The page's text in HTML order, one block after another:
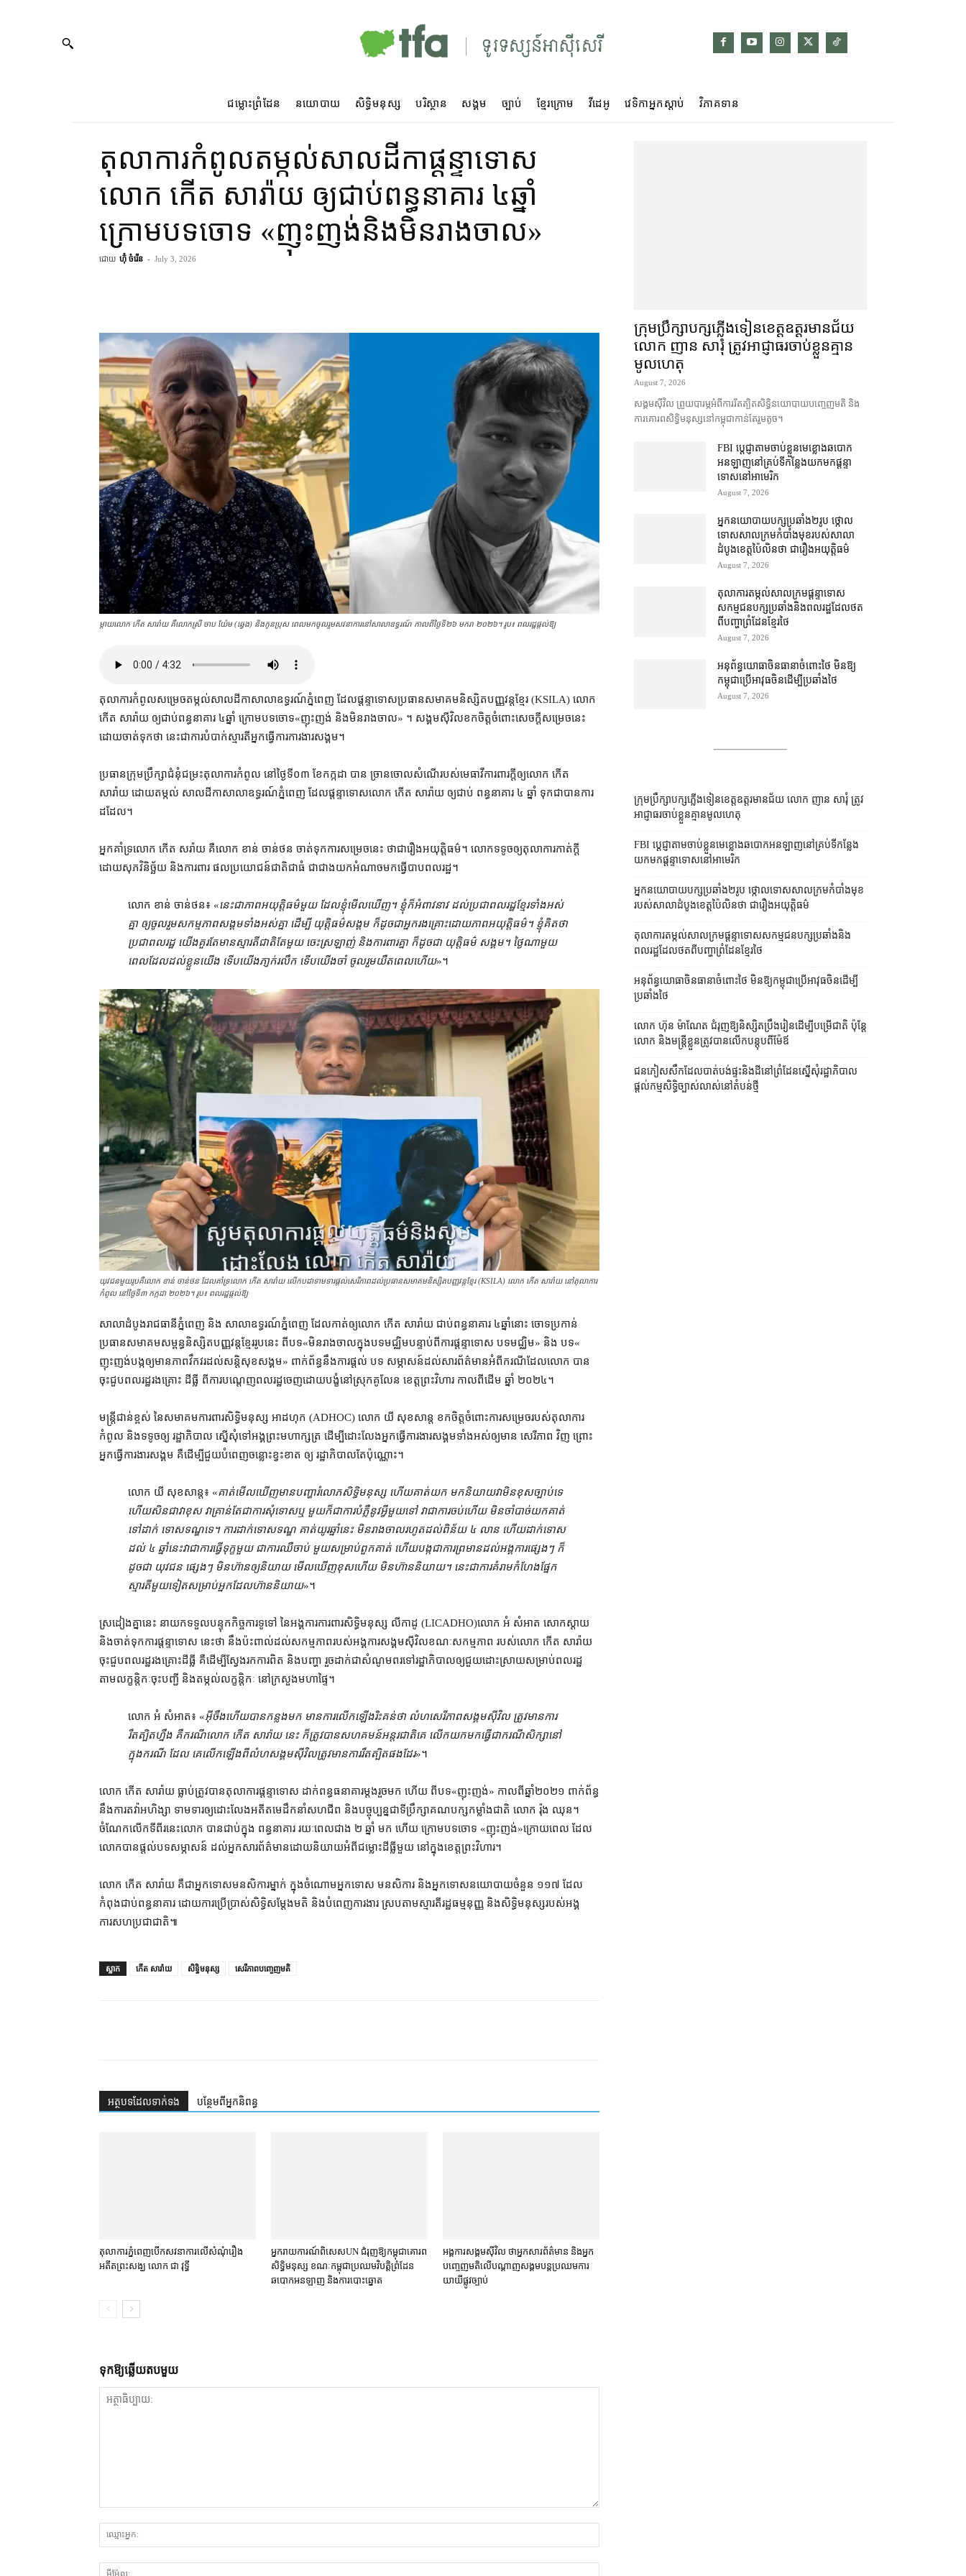
ជម្លោះព្រំដែន នយោបាយ សិទ្ធិមនុស្ស បរិស្ថាន សង្គម ច្បាប់ ខ្មែរក្រោម វីដេអូ វេទិកាអ្នកស្ដាប់ វិភាគទាន
តុលាការ​កំពូល​តម្កល់​សាលដីកា​​ផ្ដន្ទាទោស​
លោក កើត សារ៉ាយ ឲ្យ​ជាប់​ពន្ធនាគារ ៤​ឆ្នាំ
ក្រោម​បទ​ចោទ «ញុះញង់​និង​មិន​រាងចាល​»
ដោយ ហ៊ុំ ចំរើន - July 3, 2026
ម្ដាយ​លោក កើត សារ៉ាយ គឺ​លោកស្រី ចាប យ៉ែម (ឆ្វេង) និង​កូនប្រុស ពេលមកចូលរួមសវនាការនៅសាលាឧទ្ធរណ៍ កាលពីថ្ងៃទី២៦ មករា ២០២៦។ រូប៖ ពលរដ្ឋផ្ដល់ឱ្យ
តុលាការ​កំពូល​សម្រេច​តម្កល់​សាលដីកា​សាលាឧទ្ធរណ៍​ភ្នំពេញ ដែល​ផ្ដន្ទាទោស​ប្រធាន​សមាគមនិស្សិត​បញ្ញវន្ត​ខ្មែរ (KSILA) លោក
កើត សារ៉ាយ ឲ្យ​ជាប់​ពន្ធនាគារ ៤​ឆ្នាំ ក្រោម​បទ​ចោទ​«​ញុះញង់ និង​មិន​រាងចាល» ។ សង្គម​ស៊ីវិល​ខកចិត្ត​ចំពោះ​សេចក្ដីសម្រេច​នេះ
ដោយ​ចាត់ទុកថា នេះ​ជា​ការ​បំបាក់ស្មារតី​អ្នកធ្វើការ​ការងារ​សង្គម។
ប្រធាន​ក្រុមប្រឹក្សា​ជំនុំជម្រះ​តុលាការ​កំពូល នៅ​ថ្ងៃទី​០៣ ខែកក្កដា បាន ច្រានចោល​សំណើ​របស់​មេធាវី​ការពារ​ក្ដី​ឲ្យ​លោក កើត
សារ៉ាយ ដោយ​តម្កល់ សាលដីកា​សាលាឧទ្ធរណ៍​ភ្នំពេញ ដែល​ផ្ដន្ទាទោស​លោក កើត សា​រ៉ា​យ ឲ្យ​ជាប់ ពន្ធនាគារ ៤ ឆ្នាំ ទុក​ជា​បាន​ការ​
ដដែល។
អ្នកគាំទ្រ​លោក កើត ស​រ៉ាយ គឺ​លោក ខាន់ ចាន់ថន ចាត់ទុក​ការសម្រេច​នេះ ថា​ជា​រឿង​អយុត្តិធម៌​។ លោក​ទទូច​ឲ្យ​តុលាការ​កាត់ក្ដី​
ដោយ​សុភវិនិច្ឆ័យ និង​ការពារ ផលប្រយោជន៍​ជាតិ​ជាធំ ជាជាង​យក​អំណាច​មក​ធ្វើបាប​ពលរដ្ឋ។
លោក ខាន់ ចាន់ថន៖ «នេះ​ជា​ភាព​អយុត្តិធម៌​មួយ ដែល​ខ្ញុំ​មើលឃើញ​។ ខ្ញុំ​ក៏​អំពាវនាវ ដល់​ប្រជាពលរដ្ឋ​ខ្មែរ​ទាំងអស់
គ្នា ឲ្យ​ចូលរួម​សកម្មភាព​សង្គម​ទាំងអស់គ្នា ដើម្បី យុត្តិធម៌​សង្គម ក៏ដូចជា​អ្នករងគ្រោះ​ដោយ​ភាព​អយុត្តិធម៌​។ ខ្ញុំ​គិតថា
ប្រជាពលរដ្ឋ យើង​គួរតែ​មាន​ស្មារតី​ជាតិ​តែមួយ ចេះ​ស្រឡាញ់ និង​ការពារ​គ្នា ក៏ដូចជា យុត្តិធម៌ សង្គម​។ ថ្ងៃ​ណាមួយ​
ពេល​ដែល​ដល់​ខ្លួន​យើង ទើប​យើង​ភា្ញក់​រលឹក ទើប​យើង​ចាំ ចូលរួម​យឺត​ពេល​ហើយ»។
យុវជនមួយរូបគឺ​លោក ខាន់ ចាន់ថន ដែលគាំទ្រលោក កើត សារ៉ាយ លើកបដាទាមទារផ្ដល់សេរីភាពដល់​ប្រធាន​សមាគមនិស្សិត​បញ្ញវន្ត​ខ្មែរ (KSILA) លោក កើត សារ៉ាយ នៅតុលាការ
កំពូល នៅថ្ងៃទី៣ កក្កដា ២០២៦។ រូប៖ ពលរដ្ឋផ្ដល់ឱ្យ
សាលាដំបូង​រាជធានី​ភ្នំពេញ និង សាលាឧទ្ធរណ៍​ភ្នំពេញ ដែល​កាត់​ឲ្យ​លោក កើត សារ៉ាយ ជាប់ពន្ធនាគារ ៤​ឆ្នាំ​នោះ ចោទប្រកាន់​
ប្រធាន​សមាគម​សម្ពន្ធ​និស្សិត​បញ្ញវន្ត​ខ្មែរ​រូប​នេះ ពី​បទ​«​មិន​រាងចាល​ក្នុង​បទមជ្ឈិម​បន្ទាប់ពី​ការ​ផ្ដន្ទាទោស បទមជ្ឈិម​» និង បទ​«​
ញុះញង់​បង្ក​ឲ្យ​មាន​ភាព​វឹកវរ​ដល់​សន្តិសុខ​សង្គម​» ពាក់ព័ន្ធ​នឹង​ការ​ផ្តល់ បទ សម្ភាសន៍​ដល់​សារព័ត៌មាន​អំពី​ករណី​ដែល​លោក បាន​
ចុះ​ជួប​ពលរដ្ឋ​រងគ្រោះ ដីធ្លី ពី​ការ​បណ្តេញ​ពលរដ្ឋ​ចេញ​ដោយ​បង្ខំ​នៅ​ស្រុក​គូលែន ខេត្តព្រះវិហារ កាលពីដើម ឆ្នាំ ២០២៤។
មន្ត្រីជាន់ខ្ពស់ នៃ​សមាគម​ការពារ​សិទ្ធិមនុស្ស អាដហុក (ADHOC) លោក យី សុខសាន្ត ខកចិត្ត​ចំពោះ​ការសម្រេច​របស់​តុលាការ​
កំពូល និង​ទទូច​ឲ្យ រដ្ឋាភិបាល ស្នើសុំ​ទៅ​អង្គ​ព្រះមហាក្សត្រ ដើម្បី​ដោះលែង​អ្នក​ធ្វើ​ការងារ​សង្គម​ទាំងអស់​ឲ្យ​មាន សេរីភាព វិញ ព្រោះ​
អ្នក​ធ្វើ​ការងារ​សង្គម គឺ​ដើម្បី​ជួយ​បំពេញ​ចន្លោះ​ខ្វះខាត ឲ្យ រដ្ឋាភិបាល​តែប៉ុណ្ណោះ។
លោក យី សុខសាន្ត៖ «គាត់​មើលឃើញ​មាន​បញ្ហា​រំលោភសិទ្ធិ​មនុស្ស ហើយ​គាត់​យក មក​និយាយ​វា​មិន​ខុសច្បាប់​ទេ
ហើយ​សិន​ជា​វា​ខុស វា​គ្រាន់តែ​ជា​ការ​សុំទោស​ឬ មួយ​ក៏​ជា​ការ​បំភ្លឺ​នូវ​អ្វីមួយ​ទៅ វា​ជា​ការ​ចប់​ហើយ មិន​ចាំបាច់​យក​គាត់​
ទៅ​ដាក់ ទោសទណ្ឌ​ទេ​។ ការ​ដាក់​ទោសទណ្ឌ គាត់​យូរ​ឆ្នាំនេះ មិន​រាងចាល​រហូតដល់​ពិន័យ ៤ លាន ហើយ​ដាក់ទោស​
ដល់ ៤ ឆ្នាំនេះ​វា​ជា​ការ​ធ្វើទុក្ខ​មួយ ជា​ការ​ឈឺចាប់ មួយ​សម្រាប់​ពួកគាត់ ហើយ​បង្ក​ជា​ការ​ព្រមាន​ដល់​អង្គការ​ផ្សេងៗ ក៏
ដូចជា យុវជន ផ្សេងៗ មិន​ហ៊ាន​ឲ្យ​និយាយ មើលឃើញ​ខុស​ហើយ មិន​ហ៊ាន​និយាយ​។ នេះ​ជា​ការ​គំរាមកំហែង​ផ្នែក​
ស្មារតី​មួយទៀត​សម្រាប់​អ្នក​ដែល​ហ៊ាន​និយាយ»។
ស្រដៀង​គ្នា​នេះ នាយក​ទទួលបន្ទុក​កិច្ចការ​ទូទៅ នៃ​អង្គការ​ការពារ​សិទ្ធិមនុស្ស លីកាដូ (LICADHO)​លោក អំ សំអាត សោកស្ដាយ
និង​ចាត់ទុក​ការ​ផ្ដន្ទាទោស នេះ​ថា នឹង​ប៉ះពាល់​ដល់​សកម្មភាព​របស់​អង្គការ​សង្គម​ស៊ីវិល​ខណៈ​សកម្មភាព របស់​លោក កើត សារ៉ាយ
ចុះ​ជួប​ពលរដ្ឋ​រងគ្រោះ​ដីធ្លី គឺ​ដើម្បី​ស្វែងរក​ការពិត និង​បញ្ហា រួច​ដាក់​ជា​សំណូមពរ​ទៅ​រដ្ឋាភិបាល​ឲ្យ​ជួយ​ដោះស្រាយ​សម្រាប់​ពលរដ្ឋ
តាម​លក្ខន្តិកៈ​ចុះ​បញ្ជី និង​តម្កល់​លក្ខន្តិកៈ នៅ​ក្រសួង​មហាផ្ទៃ។
លោក អំ សំអាត៖ «អ៊ីចឹង​ហើយ​បាន​កន្លងមក មានការ​លើកឡើង​រិះគន់​ថា លំហ​សេរីភាព​សង្គម​ស៊ីវិល ត្រូវ​មានការ​
រឹតត្បិត​ហ្នឹង គឺ​ករណី​លោក កើត សារ៉ាយ នេះ ក៏​ត្រូវ​បាន​សហគមន៍​អន្តរជាតិ​គេ លើក​យក​មក​ធ្វើជា​ករណី​សិក្សា​នៅ
ក្នុង​ករណី ដែល គេ​លើកឡើង​ពី​លំហ​សង្គម​ស៊ីវិល​ត្រូវ​មានការ​រឹតត្បិត​ផង​ដែរ»។
លោក កើត សារ៉ាយ ធ្លាប់​ត្រូវ​បាន​តុលាការ​ផ្ដន្ទាទោស ដាក់​ពន្ធ​ធនាគារ​ម្តង​រួចមក ហើយ ពី​បទ​«​ញុះញង់​» កាលពី​ឆ្នាំ​២០២១ ពាក់ព័ន្ធ​
នឹង​ការ​តវ៉ា​អហិង្សា ទាមទារ​ឲ្យ​ដោះលែង​អតីត​មេដឹកនាំ​សហជីព និង​បច្ចុប្បន្ន​ជាទី​ប្រឹក្សា​គណបក្ស​កម្លាំង​ជាតិ លោក រ៉ុង ឈុន។
ចំណែក​លើក​ទី​ពីរ​នេះ​លោក បាន​ជាប់​ក្នុង ពន្ធនាគារ រយៈពេល​ជាង ២ ឆ្នាំ មក ហើយ ក្រោម​បទ​ចោទ «​ញុះញង់​»​ក្រោយពេល ដែល​
លោក​បាន​ផ្តល់​បទសម្ភាសន៍ ដល់​អ្នកសារព័ត៌មាន​ដោយ​និយាយ​អំពី​ជម្លោះដីធ្លី​មួយ នៅ​ក្នុង​ខេត្តព្រះវិហារ។
លោក កើត សារ៉ាយ គឺជា​អ្នកទោស​មនសិការ​ម្នាក់ ក្នុងចំណោម​អ្នកទោស មនសិការ និង​អ្នក​ទោស​នយោបាយ​ចំនួន ១១៧ ដែល​
កំពុង​ជាប់ពន្ធនាគារ ដោយ​ការប្រើប្រាស់​សិទ្ធិ​សម្ដែង​មតិ និង​បំពេញការងារ ស្របតាម​ស្មារតី​រដ្ឋធម្មនុញ្ញ និង​សិទ្ធិមនុស្ស​របស់​អង្គ
ការសហប្រជាជាតិ៕
ស្លាក កើត សារ៉ាយ សិទ្ធិមនុស្ស សេរីភាពបញ្ចេញមតិ
អត្ថបទ​ដែល​ទាក់ទង បន្ថែម​ពី​អ្នកនិពន្ធ
តុលាការ​ភ្នំពេញ​​បើកសវនាការ​លើ​សំណុំរឿង​​
អតីត​ព្រះសង្ឃ លោក ជា វុទ្ធី
អ្នករាយការណ៍​ពិសេស​UN ជំរុញឱ្យ​កម្ពុជា​គោរព​
សិទ្ធិមនុស្ស ខណៈ​កម្ពុជា​ប្រឈម​វិបត្តិ​ព្រំដែន
ឆបោក​អន​ឡាញ និង​ការបោះឆ្នោត​
អង្គការ​សង្គម​ស៊ីវិល ថា​អ្នកសារព័ត៌មាន និង​អ្នក​
បញ្ចេញមតិ​លើ​បណ្ដាញ​សង្គម​បន្ត​ប្រឈម​ការ​
យាយី​ផ្លូវច្បាប់
ទុក​ឱ្យ​ឆ្លើយ​តប​មួយ
ក្រុមប្រឹក្សា​បក្ស​ភ្លើងទៀន​ខេត្ត​ឧត្ដរមានជ័យ
លោក ញាន សារុំ ត្រូវ​អាជ្ញាធរ​ចាប់ខ្លួន​គ្មាន​
មូលហេតុ
August 7, 2026
សង្គម​ស៊ីវិល ព្រួយបារម្ភ​អំពី​ការ​រឹតត្បិត​សិទ្ធិ​នយោបាយ​បញ្ចេញមតិ និង​
ការគោរព​សិទ្ធិមនុស្ស​នៅ​កម្ពុជា​កាន់តែ​រួម​តូច។
FBI ប្ដេជ្ញា​តាម​ចាប់ខ្លួន​មេខ្លោង​ឆបោក​
អនឡាញ​នៅ​គ្រប់​ទីកន្លែង​យក​មក​ផ្ដន្ទា
ទោស​នៅ​អាមេរិក
August 7, 2026
អ្នកនយោបាយ​បក្ស​ប្រឆាំង​២​រូប ថ្កោល
ទោស​សាលក្រម​កំបាំងមុខ​របស់​សាលា
ដំបូង​ខេត្ត​ប៉ៃលិន​ថា ជា​រឿង​អយុត្តិធម៌
August 7, 2026
តុលាការ​តម្កល់​សាលក្រម​ផ្ដន្ទាទោស​
សកម្មជន​បក្ស​ប្រឆាំង​និង​ពលរដ្ឋ​ដែល​ថត​
ពី​បញ្ហា​ព្រំដែន​ខ្មែរ​ថៃ
August 7, 2026
អនុព័ន្ធយោធា​ចិន​ធានា​ចំពោះ​ថៃ មិន​ឱ្យ​
កម្ពុជា​ប្រើ​អាវុធ​ចិន​ដើម្បី​ប្រឆាំង​ថៃ ​
August 7, 2026
ក្រុមប្រឹក្សា​បក្ស​ភ្លើងទៀន​ខេត្ត​ឧត្ដរមានជ័យ លោក ញាន សារុំ ត្រូវ​
អាជ្ញាធរ​ចាប់ខ្លួន​គ្មាន​មូលហេតុ
FBI ប្ដេជ្ញា​តាម​ចាប់ខ្លួន​មេខ្លោង​ឆបោក​អនឡាញ​នៅ​គ្រប់​ទីកន្លែង​
យក​មក​ផ្ដន្ទាទោស​នៅ​អាមេរិក
អ្នកនយោបាយ​បក្ស​ប្រឆាំង​២​រូប ថ្កោលទោស​សាលក្រម​កំបាំងមុខ​
របស់​សាលាដំបូង​ខេត្ត​ប៉ៃលិន​ថា ជា​រឿង​អយុត្តិធម៌
តុលាការ​តម្កល់​សាលក្រម​ផ្ដន្ទាទោស​សកម្មជន​បក្ស​ប្រឆាំង​និង​
ពលរដ្ឋ​ដែល​ថត​ពី​បញ្ហា​ព្រំដែន​ខ្មែរ​ថៃ
អនុព័ន្ធយោធា​ចិន​ធានា​ចំពោះ​ថៃ មិន​ឱ្យ​កម្ពុជា​ប្រើ​អាវុធ​ចិន​ដើម្បី​
ប្រឆាំង​ថៃ ​
លោក ហ៊ុន ម៉ាណែត ជំរុញ​ឱ្យ​និស្សិត​ប្រឹងរៀន​ដើម្បី​បម្រើ​ជាតិ ប៉ុន្តែ​
លោក និង​មន្ត្រី​​ខ្លួន​ត្រូវ​បាន​លើក​បន្តុប​ពី​ម៉ែឪ
ជនភៀសសឹក​ដែល​បាត់បង់​ផ្ទះ​និង​ដី​នៅ​ព្រំដែន​ស្នើសុំ​រដ្ឋាភិបាល​
ផ្តល់​កម្មសិទ្ធិ​ច្បាស់លាស់​នៅ​តំបន់​ថ្មី